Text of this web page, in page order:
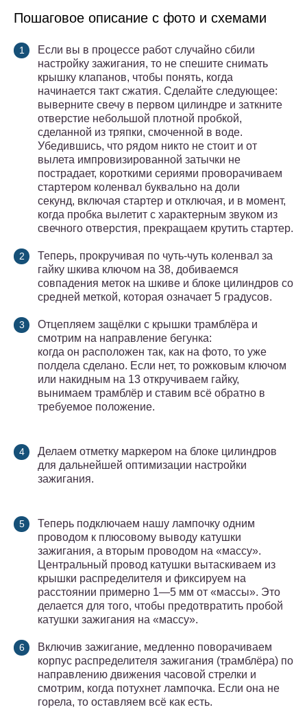
Пошаговое описание с фото и схемами
Если вы в процессе работ случайно сбили
настройку зажигания, то не спешите снимать
крышку клапанов, чтобы понять, когда
начинается такт сжатия. Сделайте следующее:
выверните свечу в первом цилиндре и заткните
отверстие небольшой плотной пробкой,
сделанной из тряпки, смоченной в воде.
Убедившись, что рядом никто не стоит и от
вылета импровизированной затычки не
пострадает, короткими сериями проворачиваем
стартером коленвал буквально на доли
секунд, включая стартер и отключая, и в момент,
когда пробка вылетит с характерным звуком из
свечного отверстия, прекращаем крутить стартер.
Теперь, прокручивая по чуть-чуть коленвал за
гайку шкива ключом на 38, добиваемся
совпадения меток на шкиве и блоке цилиндров со
средней меткой, которая означает 5 градусов.
Отцепляем защёлки с крышки трамблёра и
смотрим на направление бегунка:
когда он расположен так, как на фото, то уже
полдела сделано. Если нет, то рожковым ключом
или накидным на 13 откручиваем гайку,
вынимаем трамблёр и ставим всё обратно в
требуемое положение.
Делаем отметку маркером на блоке цилиндров
для дальнейшей оптимизации настройки
зажигания.
Теперь подключаем нашу лампочку одним
проводом к плюсовому выводу катушки
зажигания, а вторым проводом на «массу».
Центральный провод катушки вытаскиваем из
крышки распределителя и фиксируем на
расстоянии примерно 1—5 мм от «массы». Это
делается для того, чтобы предотвратить пробой
катушки зажигания на «массу».
Включив зажигание, медленно поворачиваем
корпус распределителя зажигания (трамблёра) по
направлению движения часовой стрелки и
смотрим, когда потухнет лампочка. Если она не
горела, то оставляем всё как есть.